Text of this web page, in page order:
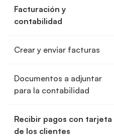
Facturación y
contabilidad
Crear y enviar facturas
Documentos a adjuntar
para la contabilidad
Recibir pagos con tarjeta
de los clientes